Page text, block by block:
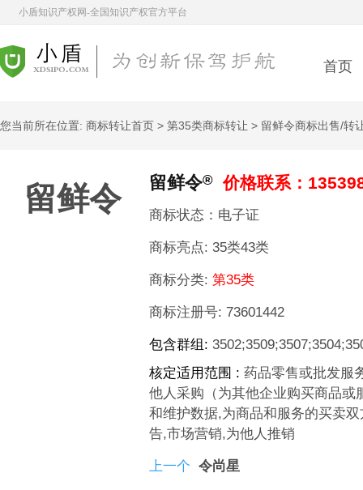
小盾知识产权网-全国知识产权官方平台
首页
您当前所在位置: 商标转让首页 > 第35类商标转让 > 留鲜令商标出售/转
留鲜令 留鲜令® 价格联系：
商标状态：电子证
商标亮点: 35类43类
商标分类: 第35类
商标注册号: 73601442
包含群组:
核定适用范围 : 药品零售或批发服
他人采购（为其他企业购买商品或
和维护数据,为商品和服务的买卖
告,市场营销,为他人推销
上一个 令尚星